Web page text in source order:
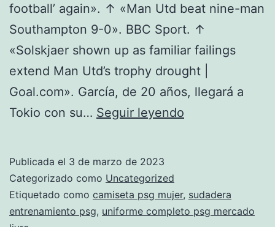
football’ again». ↑ «Man Utd beat nine-man
Southampton 9-0». BBC Sport. ↑
«Solskjaer shown up as familiar failings
extend Man Utd’s trophy drought |
Goal.com». García, de 20 años, llegará a
Tokio con su… Seguir leyendo
Publicada el 3 de marzo de 2023
Categorizado como Uncategorized
Etiquetado como camiseta psg mujer, sudadera
entrenamiento psg, uniforme completo psg mercado